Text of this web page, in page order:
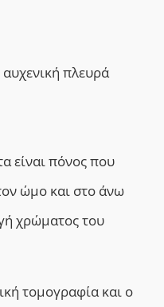
πλευρά
είναι πόνος που
ώμο και στο άνω
χρώματος του
τομογραφία και ο